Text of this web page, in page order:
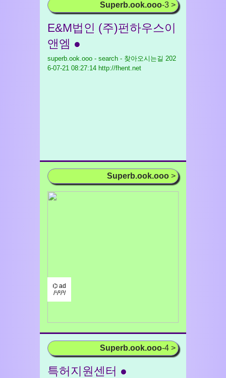
Superb.ook.ooo-3 >
E&M법인 (주)펀하우스이
앤엠 ●
superb.ook.ooo - search - 찾아오시는길 202
6-07-21 08:27:14 http://fhent.net
Superb.ook.ooo >
⌬ ad
/¹/²/³/
Superb.ook.ooo-4 >
특허지원센터 ●